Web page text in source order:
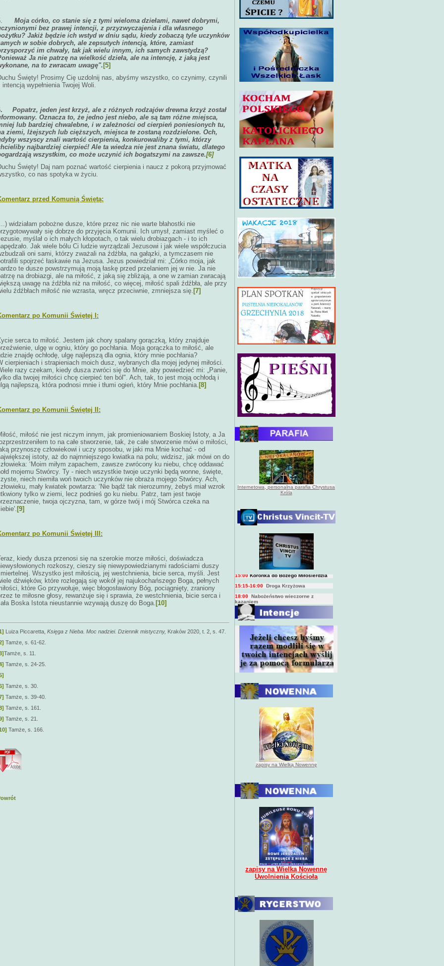
Moja córko, co stanie się z tymi wieloma dziełami, nawet dobrymi,
bez prawej intencji, z przyzwyczajenia i dla własnego
Jakiż będzie ich wstyd w dniu sądu, kiedy zobaczą tyle uczynków
w sobie dobrych, ale zepsutych intencją, które, zamiast
im chwały, tak jak wielu innym, ich samych zawstydzą?
Ja nie patrzę na wielkość dzieła, ale na intencję, z jaką jest
na to zwracam uwagę". [5]
Święty! Prosimy Cię uzdolnij nas, abyśmy wszystko, co czynimy, czynili
intencją wypełnienia Twojej Woli.
Popatrz, jeden jest krzyż, ale z różnych rodzajów drewna krzyż został
Oznacza to, że jedno jest niebo, ale są tam różne miejsca,
lub bardziej chwalebne, i w zależności od cierpień poniesionych tu,
ziemi, lżejszych lub cięższych, miejsca te zostaną rozdzielone. Och,
wszyscy znali wartość cierpienia, konkurowaliby z tymi, którzy
najbardziej cierpieć! Ale ta wiedza nie jest znana światu, dlatego
wszystkim, co może uczynić ich bogatszymi na zawsze.[6]
Święty! Daj nam poznać wartość cierpienia i naucz z pokorą przyjmować
co nas spotyka w życiu.
przed Komunią Świętą:
widziałam pobożne dusze, które przez nic nie warte błahostki nie
się dobrze do przyjęcia Komunii. Ich umysł, zamiast myśleć o
myślał o ich małych kłopotach, o tak wielu drobiazgach - i to ich
Jak wiele bólu Ci ludzie wyrządzali Jezusowi i jak wiele współczucia
oni sami, którzy zważali na źdźbła, na gałązki, a tymczasem nie
spojrzeć łaskawie na Jezusa. Jezus powiedział mi: „Córko moja, jak
te dusze powstrzymują moją łaskę przed przelaniem jej w nie. Ja nie
na drobiazgi, ale na miłość, z jaką się zbliżają, a one w zamian zwracają
uwagę na źdźbła niż na miłość, co więcej, miłość spali źdźbła, ale przy
źdźbłach miłość nie wzrasta, wręcz przeciwnie, zmniejsza się. [7]
po Komunii Świętej I:
serca to miłość. Jestem jak chory spalany gorączką, który znajduje
ulgę w ogniu, który go pochłania. Moja gorączka to miłość, ale
znajdę ochłodę, ulgę najlepszą dla ognia, który mnie pochłania?
cierpieniach i strapieniach moich dusz, wybranych dla mojej jedynej miłości.
razy czekam, kiedy dusza zwróci się do Mnie, aby powiedzieć mi: „Panie,
dla twojej miłości chcę cierpieć ten ból". Ach, tak, to jest moją ochłodą i
najlepszą, która podnosi mnie i tłumi ogień, który Mnie pochłania. [8]
po Komunii Świętej II:
miłość nie jest niczym innym, jak promieniowaniem Boskiej Istoty, a Ja
to na całe stworzenie, tak, że całe stworzenie mówi o miłości,
przynoszę człowiekowi i uczy sposobu, w jaki ma Mnie kochać - od
istoty, aż do najmniejszego kwiatka na polu; widzisz, jak mówi on do
‘Moim miłym zapachem, zawsze zwrócony ku niebu, chcę oddawać
mojemu Stwórcy. Ty - niech wszystkie twoje uczynki będą wonne, święte,
niech niemiła woń twoich uczynków nie obraża mojego Stwórcy. Ach,
mały kwiatek powtarza: ‘Nie bądź tak nierozumny, żebyś miał wzrok
tylko w ziemi, lecz podnieś go ku niebu. Patrz, tam jest twoje
twoja ojczyzna, tam, w górze twój i mój Stwórca czeka na
[9]
po Komunii Świętej III:
kiedy dusza przenosi się na szerokie morze miłości, doświadcza
rozkoszy, cieszy się niewypowiedzianymi radościami duszy
Wszystko jest miłością, jej westchnienia, bicie serca, myśli. Jest
dźwięków, które rozlegają się wokół jej najukochańszego Boga, pełnych
które Go przywołuje, więc błogosławiony Bóg, pociągnięty, zraniony
te miłosne głosy, rewanżuje się i sprawia, że westchnienia, bicie serca i
Boska Istota nieustannie wzywają duszę do Boga. [10]
Luiza Piccaretta, Księga z Nieba. Moc nadziei. Dziennik mistyczny, Kraków 2020, t. 2, s. 47.
Tamże, s. 61-62.
Tamże, s. 11.
Tamże, s. 24-25.
Tamże, s. 30.
Tamże, s. 39-40.
Tamże, s. 161.
Tamże, s. 21.
Tamże, s. 166.
Internetowa, personalna parafia Chrystusa
Króla
BIEŻĄCY PROGRAM TRANSMISJI
BEZPOŚREDNICH
(na żywo)
Msza święta
Koronka do Bożego Miłosierdzia
18:00 Nabożeństwo wieczorne z
kazaniem
10:00
Niedzielna Msza święta w miarę
możliwości ks. Piotra
zapisy na Wielką Nowennę
zapisy na Wielką Nowennę
Uwolnienia Kościoła